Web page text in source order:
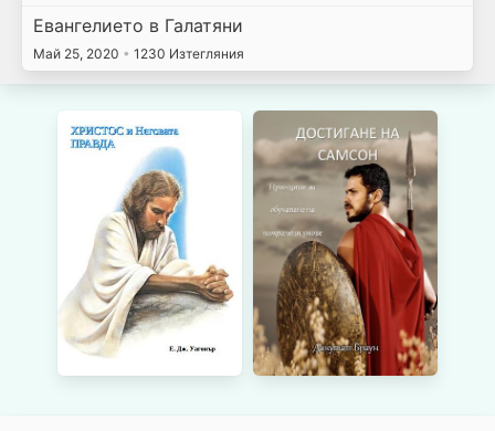
Евангелието в Галатяни
Май 25, 2020 • 1230 Изтегляния